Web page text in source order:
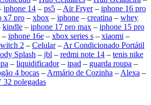
iphone 14 – ps5 – Air Fryer– iphone 16 pro
x7 pro – xbox – iphone – creatina – whey
kindle – iphone 17 pro max – iphone 15 pro
– iphone 16e – xbox series s – xiaomi –
2 – Celular– Ar Condicionado Portátil
Splash – jbl – redmi note 14 – tenis nike
– liquidificador– ipad – guarda roupa –
4 bocas – Armário de Cozinha – Alexa –
32 polegadas